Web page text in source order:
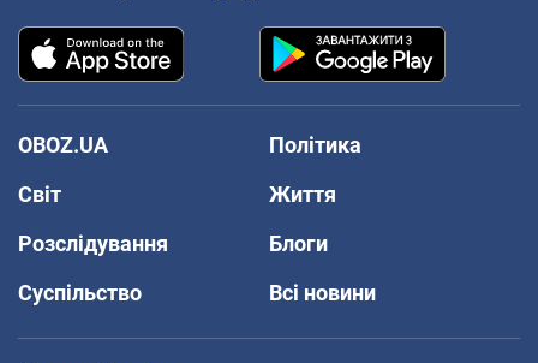
OBOZ.UA
Політика
Світ
Життя
Розслідування
Блоги
Суспільство
Всі новини